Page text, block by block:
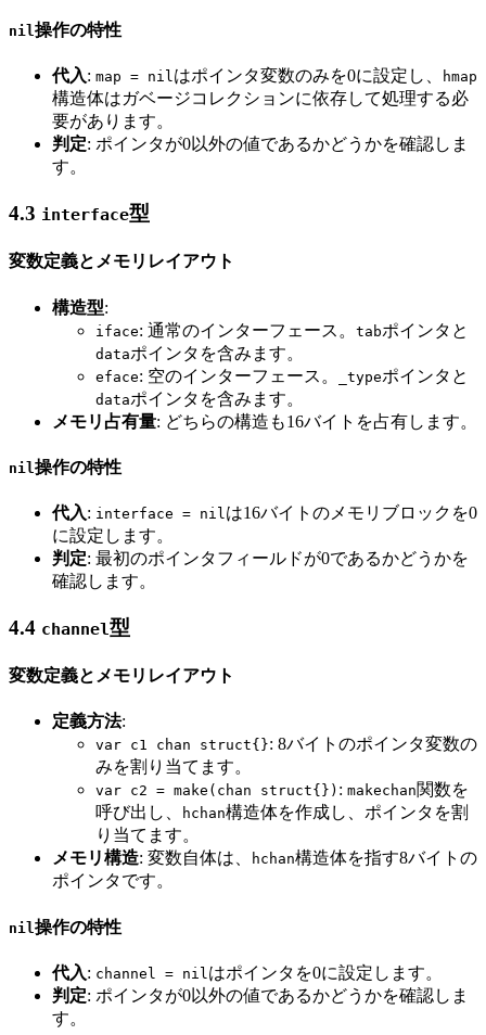
nil操作の特性
代入: map = nilはポインタ変数のみを0に設定し、 hmap
構造体はガベージコレクションに依存して処理する必
要があります。
判定: ポインタが0以外の値であるかどうかを確認しま
す。
4.3 interface型
変数定義とメモリレイアウト
構造型:
iface: 通常のインターフェース。 tabポインタと
dataポインタを含みます。
eface: 空のインターフェース。 _typeポインタと
dataポインタを含みます。
メモリ占有量: どちらの構造も16バイトを占有します。
nil 操作の特性
代入: interface = nilは16バイトのメモリブロックを0
に設定します。
判定: 最初のポインタフィールドが0であるかどうかを
確認します。
4.4 channel型
変数定義とメモリレイアウト
定義方法:
var c1 chan struct{}: 8バイトのポインタ変数の
みを割り当てます。
var c2 = make(chan struct{}) : makechan関数を
呼び出し、
hchan構造体を作成し、ポインタを割
り当てます。
メモリ構造: 変数自体は、 hchan構造体を指す8バイトの
ポインタです。
nil 操作の特性
代入: channel = nil はポインタを0に設定します。
判定: ポインタが0以外の値であるかどうかを確認しま
す。